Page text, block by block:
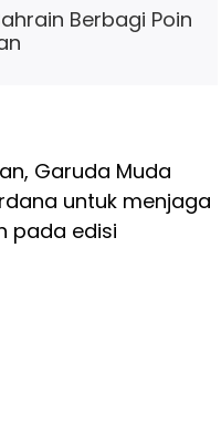
Berbagi Poin
Garuda Muda
untuk menjaga
pada edisi